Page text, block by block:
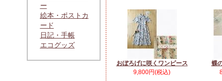
ー
絵本・ポストカ
ード
日記・手帳
エコグッズ
おぼろげに咲くワンピース
9,800円(税込)
蝶